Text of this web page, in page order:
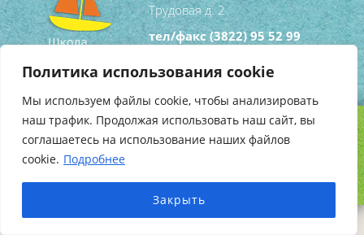
Политика использования cookie
Мы используем файлы cookie, чтобы анализировать
наш трафик. Продолжая использовать наш сайт, вы
соглашаетесь на использование наших файлов
cookie. Подробнее
Закрыть
Трудовая д. 2
тел/факс(3822) 95 52 99
dshi@tomsky.gov70.ru
Copyright © 2026Школа Искусств Мирный.
Создание сайта